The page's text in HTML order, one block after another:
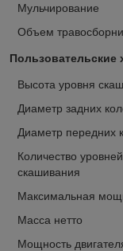
Мульчирование
Объем
Пользовательские
Высота уровня
Диаметр задних
Диаметр передних
Количество уровней
скашивания
Максимальная
Масса нетто
Мощность